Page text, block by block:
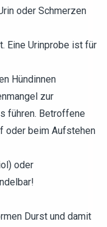
oder Schmerzen
Eine Urinprobe ist für
Hündinnen
zur
führen. Betroffene
oder beim Aufstehen
oder
Durst und damit